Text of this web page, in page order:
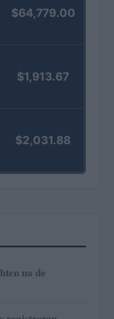
$64,779.00
$1,913.67
$2,031.88
na de